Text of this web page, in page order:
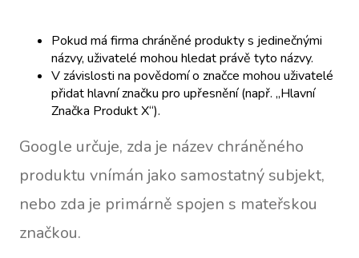
Pokud má firma chráněné produkty s jedinečnými
názvy, uživatelé mohou hledat právě tyto názvy.
V závislosti na povědomí o značce mohou uživatelé
přidat hlavní značku pro upřesnění (např. „Hlavní
Značka Produkt X“).
Google určuje, zda je název chráněného
produktu vnímán jako samostatný subjekt,
nebo zda je primárně spojen s mateřskou
značkou.